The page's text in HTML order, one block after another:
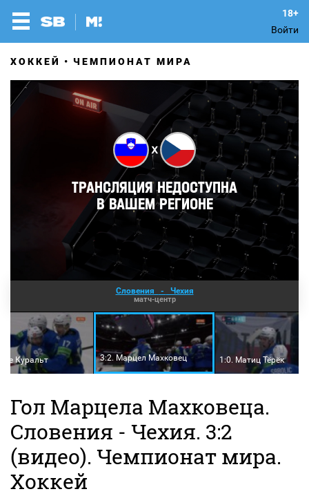
Войти
ХОККЕЙ ЧЕМПИОНАТ МИРА
Словения - Чехия
матч-центр
Куральт 3:2. Марцел Махковец 1:0. Матиц Тёрёк
Гол Марцела Махковеца.
Словения - Чехия. 3:2
(видео). Чемпионат мира.
Хоккей